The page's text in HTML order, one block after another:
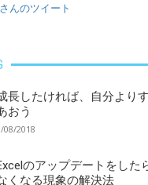
んのツイート
長したければ、自分より
おう
08/2018
のアップデートをした
くなる現象の解決法